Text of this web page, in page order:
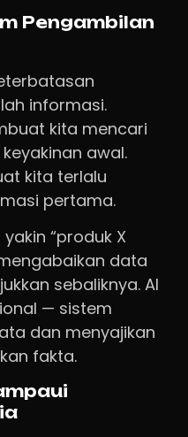
Pengambilan
informasi.
kita mencari
awal.
kita terlalu
pertama.
“produk X
data
sebaliknya. AI
— sistem
dan menyajikan
fakta.